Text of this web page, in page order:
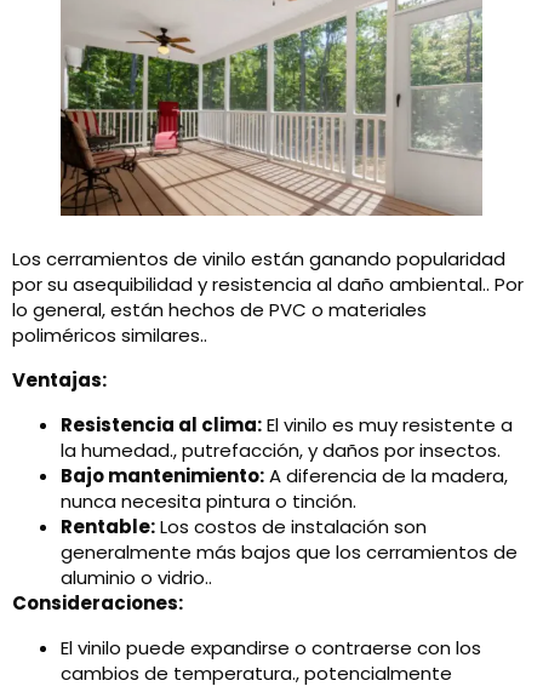
Los cerramientos de vinilo están ganando popularidad
por su asequibilidad y resistencia al daño ambiental.. Por
lo general, están hechos de PVC o materiales
poliméricos similares..
Ventajas:
Resistencia al clima:El vinilo es muy resistente a
la humedad., putrefacción, y daños por insectos.
Bajo mantenimiento:A diferencia de la madera,
nunca necesita pintura o tinción.
Rentable:Los costos de instalación son
generalmente más bajos que los cerramientos de
aluminio o vidrio..
Consideraciones:
El vinilo puede expandirse o contraerse con los
cambios de temperatura., potencialmente